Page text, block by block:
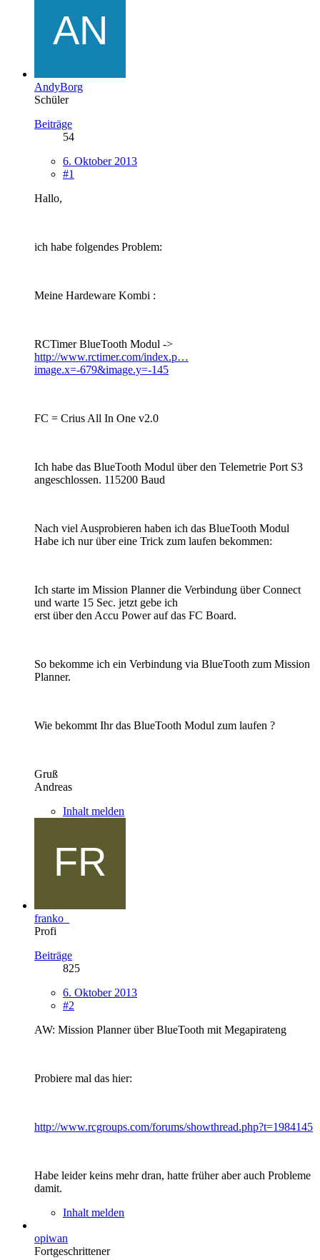
AndyBorg
Schüler
Beiträge
54
6. Oktober 2013
#1
Hallo,
ich habe folgendes Problem:
Meine Hardeware Kombi :
RCTimer BlueTooth Modul ->
http://www.rctimer.com/index.p…
image.x=-679&image.y=-145
FC = Crius All In One v2.0
Ich habe das BlueTooth Modul über den Telemetrie Port S3
angeschlossen. 115200 Baud
Nach viel Ausprobieren haben ich das BlueTooth Modul
Habe ich nur über eine Trick zum laufen bekommen:
Ich starte im Mission Planner die Verbindung über Connect
und warte 15 Sec. jetzt gebe ich
erst über den Accu Power auf das FC Board.
So bekomme ich ein Verbindung via BlueTooth zum Mission
Planner.
Wie bekommt Ihr das BlueTooth Modul zum laufen ?
Gruß
Andreas
Inhalt melden
franko_
Profi
Beiträge
825
6. Oktober 2013
#2
AW: Mission Planner über BlueTooth mit Megapirateng
Probiere mal das hier:
http://www.rcgroups.com/forums/showthread.php?t=1984145
Habe leider keins mehr dran, hatte früher aber auch Probleme
damit.
Inhalt melden
opiwan
Fortgeschrittener